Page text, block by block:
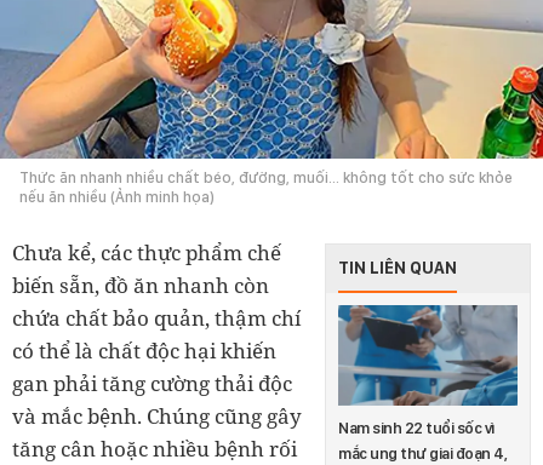
Thức ăn nhanh nhiều chất béo, đường, muối… không tốt cho sức khỏe
nếu ăn nhiều (Ảnh minh họa)
TIN LIÊN QUAN
Nam sinh 22 tuổi sốc vì
mắc ung thư giai đoạn 4,
Chưa kể, các thực phẩm chế
biến sẵn, đồ ăn nhanh còn
chứa chất bảo quản, thậm chí
có thể là chất độc hại khiến
gan phải tăng cường thải độc
và mắc bệnh. Chúng cũng gây
tăng cân hoặc nhiều bệnh rối